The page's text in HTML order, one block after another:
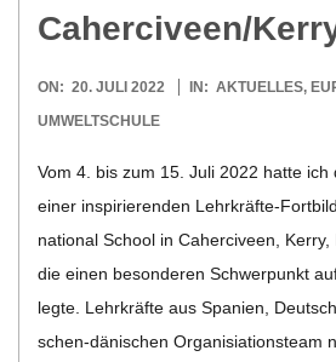
O
R
E
-
G
O
Caherciveen/​
2022-
07-
ON: 20. JULI 2022 IN: AKTUELLES,
UMWELTSCHULE
Vom 4. bis zum 15. Juli 2022 hatte ich
einer inspi­rie­ren­den Lehr­­kräfte-
na­tio­nal School in Caher­ci­veen, Kerry,
die einen beson­de­ren Schwer­punkt
legte. Lehr­kräfte aus Spa­nien,
schen-däni­­schen Orga­nisia­ti­ons­team